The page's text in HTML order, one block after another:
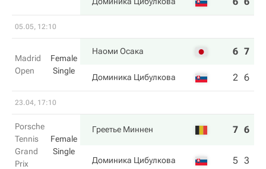
05.05, 12:10
Madrid
Open
Female
Single
Наоми Осака 6 7
Доминика Цибулкова 2 6
23.04, 17:10
Porsche
Tennis
Grand
Prix
Female
Single
Греетье Миннен 7 6
Доминика Цибулкова 5 3